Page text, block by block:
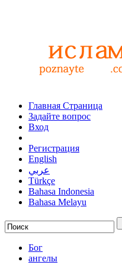
Главная Страница
Задайте вопрос
Вход
Регистрация
English
عربي
Türkçe
Bahasa Indonesia
Bahasa Melayu
Бог
ангелы